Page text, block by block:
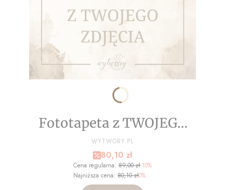
Fototapeta z TWOJEGO
ZDJĘCIA - NA WYMIAR
PRODUCENT
WYTWORY.PL
Cena promocyjna
80,10 zł
Cena regularna: 89,00 zł-10%
Najniższa cena: 80,10 zł0%